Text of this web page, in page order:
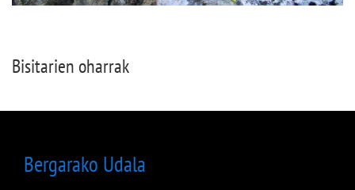
Bisitarien oharrak
Bergarako Udala